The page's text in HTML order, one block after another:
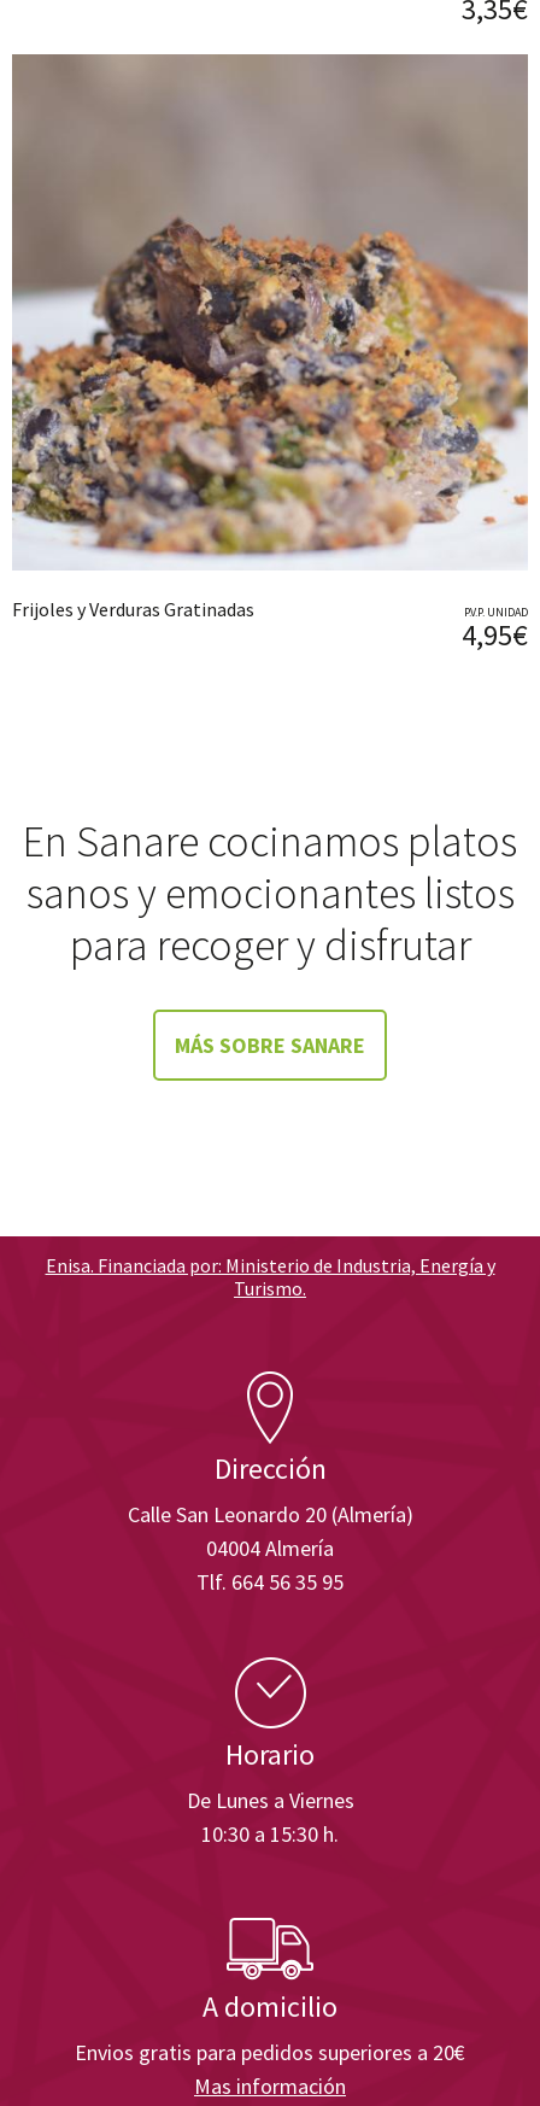
3,35€
Frijoles y Verduras Gratinadas P.V.P. UNIDAD
4,95€
En Sanare cocinamos platos
sanos y emocionantes listos
para recoger y disfrutar
MÁS SOBRE SANARE
Dirección
Calle San Leonardo 20 (Almería)
04004 Almería
Tlf. 664 56 35 95
Horario
De Lunes a Viernes
10:30 a 15:30 h.
A domicilio
Envios gratis para pedidos superiores a 20€
Mas información
Enisa. Financiada por: Ministerio de Industria, Energía y
Turismo.